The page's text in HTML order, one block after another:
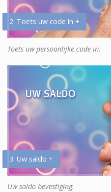
2. Toets uw code in +
Toets uw persoonlijke code in.
3. Uw saldo +
Uw saldo bevestiging.